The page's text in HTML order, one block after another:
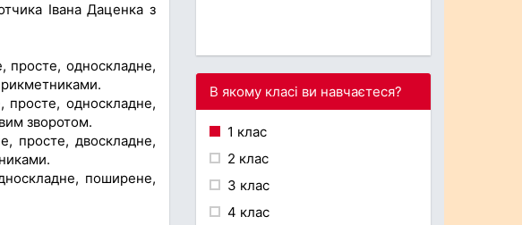
Івана Даценка з
просте, односкладне,
односкладне,
зворотом.
просте, двоскладне,
поширене,
В якому класі ви навчаєтеся?
1 клас
2 клас
3 клас
4 клас